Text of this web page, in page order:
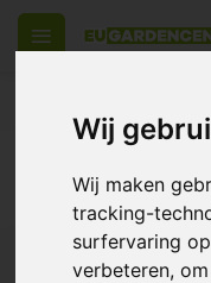
Wij
Wij maken
tracking-
surfervaring
verbeteren,
Producten